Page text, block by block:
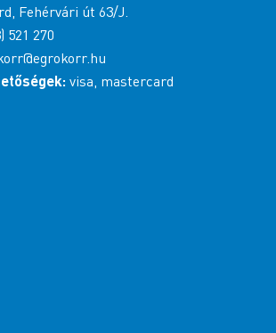
Fehérvári út 63/J.
521 270
visa, mastercard